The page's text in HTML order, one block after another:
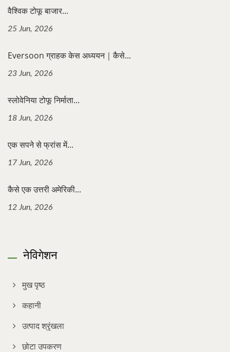
वैश्विक टोफू बाजार...
25 Jun, 2026
Eversoon ग्राहक केस अध्ययन｜कैसे...
23 Jun, 2026
स्लोवेनिया टोफू निर्माता...
18 Jun, 2026
एक सपने से फ्रांस में...
17 Jun, 2026
कैसे एक उत्तरी अमेरिकी...
12 Jun, 2026
नेविगेशन
मुख पृष्ठ
कहानी
उत्पाद श्रृंखला
छोटा उपकरण